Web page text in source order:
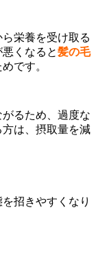
栄養を受け取る
くなると髪の毛
めです。
るため、過度な
は、摂取量を減
招きやすくなり